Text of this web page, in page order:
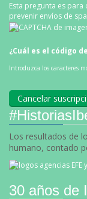
Esta pregunta es
prevenir envíos de
¿Cuál es el código
Introduzca los caracteres
Los resultados de
humano, contado
30 años de